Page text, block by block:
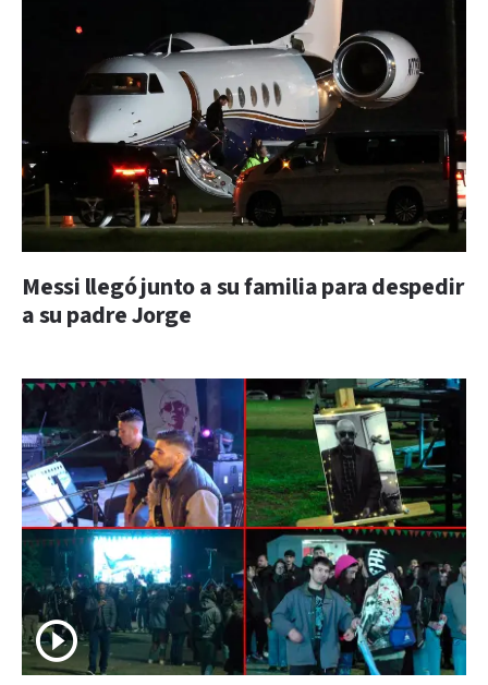
Messi llegó junto a su familia para despedir
a su padre Jorge